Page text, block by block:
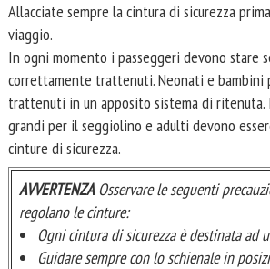
Allacciate sempre la cintura di sicurezza
viaggio.
In ogni momento i passeggeri devono stare
correttamente trattenuti. Neonati e bambini
trattenuti in un apposito sistema di ritenuta.
grandi per il seggiolino e adulti devono
cinture di sicurezza.
AVVERTENZAOsservare le seguenti
regolano le cinture:
Ogni cintura di sicurezza è destinata ad
Guidare sempre con lo schienale in